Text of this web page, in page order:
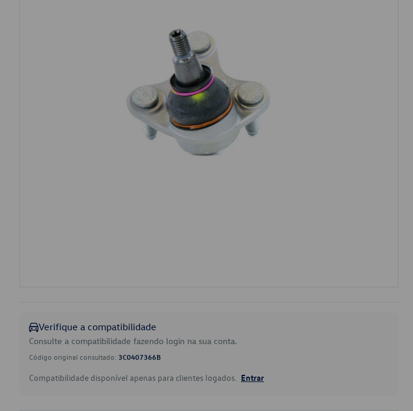
Verifique a compatibilidade
Consulte a compatibilidade fazendo login na sua conta.
Código original consultado: 3C0407366B
Compatibilidade disponível apenas para clientes logados. Entrar